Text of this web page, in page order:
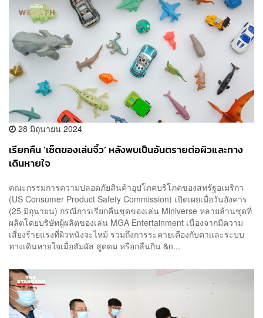
28 มิถุนายน 2024
เรียกคืน ‘เซ็ตของเล่นจิ๋ว’ หลังพบเป็นอันตรายต่อผิวและทาง
เดินหายใจ
คณะกรรมการความปลอดภัยสินค้าอุปโภคบริโภคของสหรัฐอเมริกา
(US Consumer Product Safety Commission) เปิดเผยเมื่อวันอังคาร
(25 มิถุนายน) กรณีการเรียกคืนชุดของเล่น Miniverse หลายล้านชุดที่
ผลิตโดยบริษัทผู้ผลิตของเล่น MGA Entertainment เนื่องจากมีความ
เสี่ยงร้ายแรงที่ผิวหนังจะไหม้ รวมถึงการระคายเคืองกับตาและระบบ
ทางเดินหายใจเมื่อสัมผัส สูดดม หรือกลืนกิน &n...